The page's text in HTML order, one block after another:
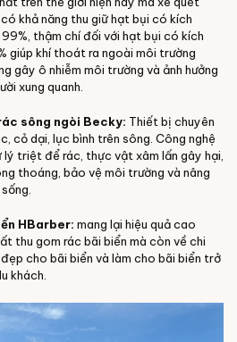
khả năng thu giữ hạt bụi có kích
thậm chí đối với hạt bụi có kích
giúp khí thoát ra ngoài môi trường
gây ô nhiễm môi trường và ảnh hưởng
xung quanh.
sông ngòi Becky: Thiết bị chuyên
cỏ dại, lục bình trên sông. Công nghệ
triệt để rác, thực vật xâm lấn gây hại,
thoáng, bảo vệ môi trường và nâng
HBarber: mang lại hiệu quả cao
thu gom rác bãi biển mà còn về chi
cho bãi biển và làm cho bãi biển trở
khách.